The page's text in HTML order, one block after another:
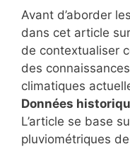
Avant d’aborder
dans cet article
de contextualiser
des
climatiques
Données
L’article se base
pluviométriques